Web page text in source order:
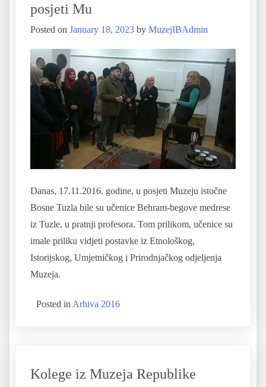
posjeti Mu
Posted on January 18, 2023 by MuzejIBAdmin
Danas, 17.11.2016. godine, u posjeti Muzeju istočne
Bosne Tuzla bile su učenice Behram-begove medrese
iz Tuzle, u pratnji profesora. Tom prilikom, učenice su
imale priliku vidjeti postavke iz Etnološkog,
Istorijskog, Umjetničkog i Prirodnjačkog odjeljenja
Muzeja.
Posted in Arhiva 2016
Kolege iz Muzeja Republike